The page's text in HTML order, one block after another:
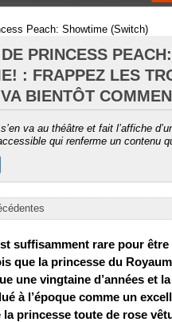
Peach: Showtime (Switch)
PRINCESS PEACH:
: FRAPPEZ LES
BIENTÔT
va au théâtre et fait l’affiche
qui renferme un contenu
suffisamment rare pour être
que la princesse du
une vingtaine d’années et
à l’époque comme un
la princesse toute de rose